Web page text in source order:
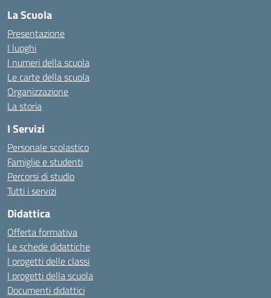
La Scuola
Presentazione
I luoghi
I numeri della scuola
Le carte della scuola
Organizzazione
La storia
I Servizi
Personale scolastico
Famiglie e studenti
Percorsi di studio
Tutti i servizi
Didattica
Offerta formativa
Le schede didattiche
I progetti delle classi
I progetti della scuola
Documenti didattici